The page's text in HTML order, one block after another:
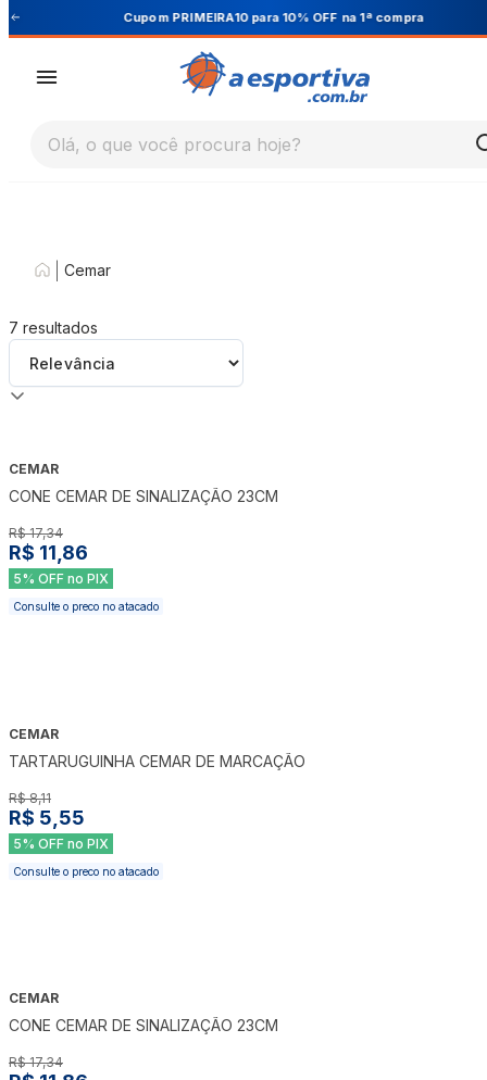
Cupom PRIMEIRA10 para 10% OFF na 1ª compra
Olá, o que você procura hoje?
Cemar
7 resultados
CEMAR
CONE CEMAR DE SINALIZAÇÃO 23CM
R$ 17,34
R$ 11,86
5% OFF no PIX
Consulte o preco no atacado
CEMAR
TARTARUGUINHA CEMAR DE MARCAÇÃO
R$ 8,11
R$ 5,55
5% OFF no PIX
Consulte o preco no atacado
CEMAR
CONE CEMAR DE SINALIZAÇÃO 23CM
R$ 17,34